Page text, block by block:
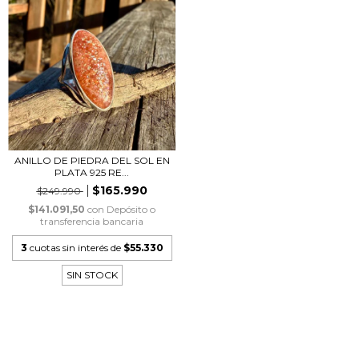
ANILLO DE PIEDRA DEL SOL EN
PLATA 925 RE...
$249.990
$165.990
$141.091,50 con Depósito o
transferencia bancaria
3 cuotas sin interés de $55.330
SIN STOCK